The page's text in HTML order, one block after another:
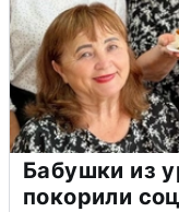
Бабушки из
покорили